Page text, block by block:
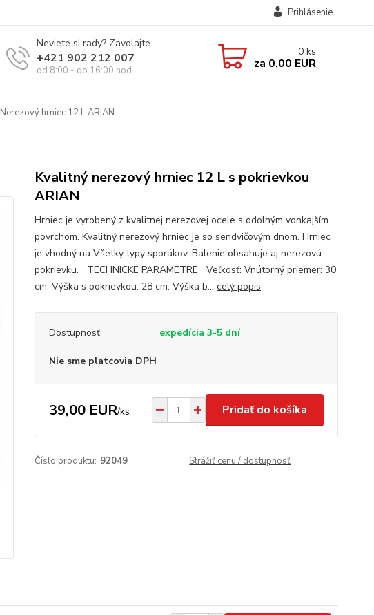
Prihlásenie
Neviete si rady? Zavolajte.
+421 902 212 007
od 8:00 - do 16:00 hod
0 ks
za 0,00 EUR
Nerezový hrniec 12 L ARIAN
Kvalitný nerezový hrniec 12 L s pokrievkou
ARIAN
Hrniec je vyrobený z kvalitnej nerezovej ocele s odolným vonkajším
povrchom. Kvalitný nerezový hrniec je so sendvičovým dnom. Hrniec
je vhodný na Všetky typy sporákov. Balenie obsahuje aj nerezovú
pokrievku. TECHNICKÉ PARAMETRE Veľkosť: Vnútorný priemer: 30
cm. Výška s pokrievkou: 28 cm. Výška b... celý popis
Dostupnosť expedícia 3-5 dní
Nie sme platcovia DPH
39,00 EUR/ks Pridať do košíka
Číslo produktu: 92049 Strážiť cenu / dostupnosť